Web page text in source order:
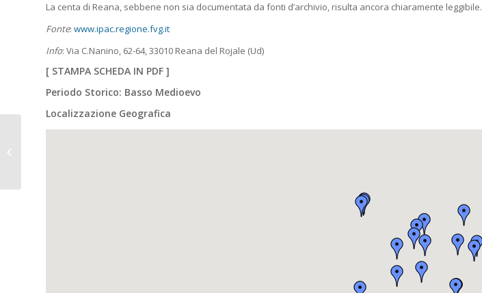
La centa di Reana, sebbene non sia documentata da fonti d’archivio, risulta ancora chiaramente leggibile.
Fonte: www.ipac.regione.fvg.it
Info: Via C.Nanino, 62-64, 33010 Reana del Rojale (Ud)
[ STAMPA SCHEDA IN PDF ]
Periodo Storico: Basso Medioevo
Localizzazione Geografica